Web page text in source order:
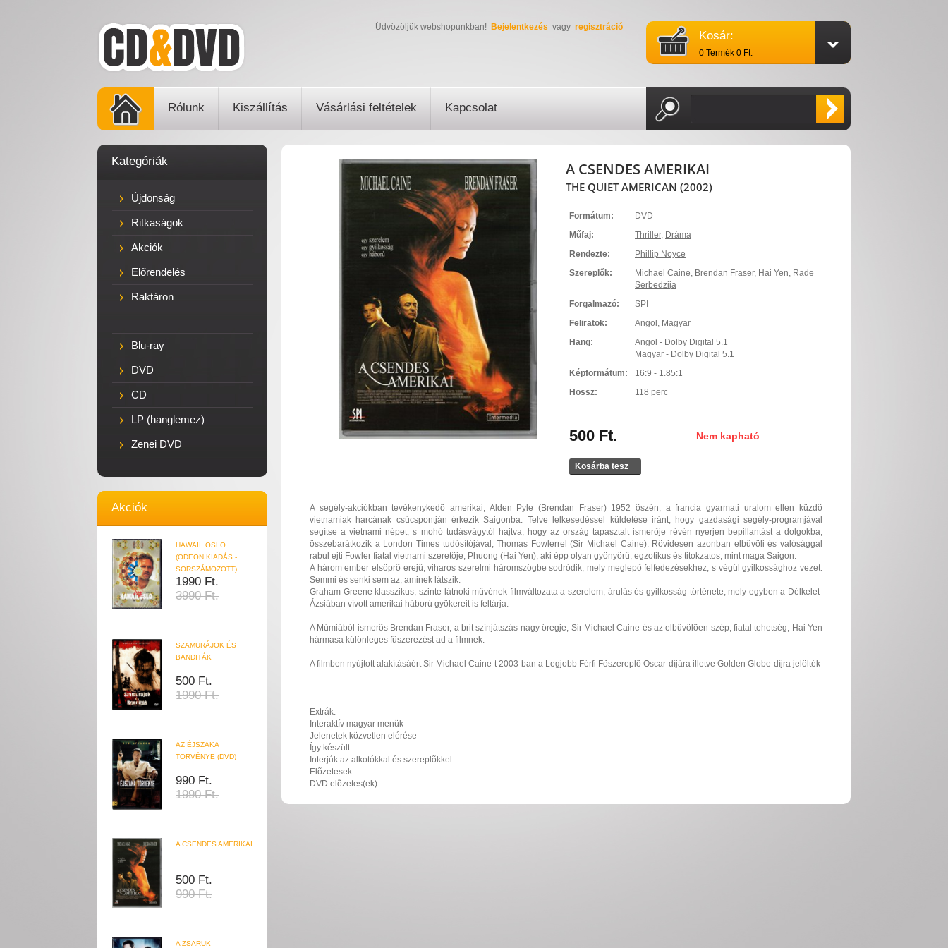
Kosár:
0 Termék 0 Ft.
Üdvözöljük webshopunkban! Bejelentkezés vagy regisztráció
Rólunk Kiszállítás Vásárlási feltételek Kapcsolat
Kategóriák
Újdonság
Ritkaságok
Akciók
Előrendelés
Raktáron
Blu-ray
DVD
CD
LP (hanglemez)
Zenei DVD
Akciók
HAWAII, OSLO
(ODEON KIADÁS -
SORSZÁMOZOTT)
1990 Ft.
3990 Ft.
SZAMURÁJOK ÉS
BANDITÁK
500 Ft.
1990 Ft.
AZ ÉJSZAKA
TÖRVÉNYE (DVD)
990 Ft.
1990 Ft.
A CSENDES AMERIKAI
500 Ft.
990 Ft.
A ZSARUK
A CSENDES AMERIKAI
THE QUIET AMERICAN (2002)
Formátum:
DVD
Műfaj:
Thriller, Dráma
Rendezte:
Phillip Noyce
Szereplők:
Michael Caine, Brendan Fraser, Hai Yen, Rade
Serbedzija
Forgalmazó:
SPI
Feliratok:
Angol , Magyar
Hang:
Angol - Dolby Digital 5.1
Magyar - Dolby Digital 5.1
Képformátum:
16:9 - 1.85:1
Hossz:
118 perc
500 Ft. Nem kapható
Kosárba tesz
A segély-akciókban tevékenykedõ amerikai, Alden Pyle (Brendan Fraser) 1952 õszén, a francia gyarmati uralom ellen küzdõ
vietnamiak harcának csúcspontján érkezik Saigonba. Telve lelkesedéssel küldetése iránt, hogy gazdasági segély-programjával
segítse a vietnami népet, s mohó tudásvágytól hajtva, hogy az ország tapasztalt ismerõje révén nyerjen bepillantást a dolgokba,
összebarátkozik a London Times tudósítójával, Thomas Fowlerrel (Sir Michael Caine). Rövidesen azonban elbûvöli és valósággal
rabul ejti Fowler fiatal vietnami szeretõje, Phuong (Hai Yen), aki épp olyan gyönyörû, egzotikus és titokzatos, mint maga Saigon.
A három ember elsöprõ erejû, viharos szerelmi háromszögbe sodródik, mely meglepõ felfedezésekhez, s végül gyilkossághoz vezet.
Semmi és senki sem az, aminek látszik.
Graham Greene klasszikus, szinte látnoki mûvének filmváltozata a szerelem, árulás és gyilkosság története, mely egyben a Délkelet-
Ázsiában vívott amerikai háború gyökereit is feltárja.
A Múmiából ismerõs Brendan Fraser, a brit színjátszás nagy öregje, Sir Michael Caine és az elbûvölõen szép, fiatal tehetség, Hai Yen
hármasa különleges fûszerezést ad a filmnek.
A filmben nyújtott alakításáért Sir Michael Caine-t 2003-ban a Legjobb Férfi Fõszereplõ Oscar-díjára illetve Golden Globe-díjra jelölték
Extrák:
Interaktív magyar menük
Jelenetek közvetlen elérése
Így készült...
Interjúk az alkotókkal és szereplõkkel
Elõzetesek
DVD elõzetes(ek)